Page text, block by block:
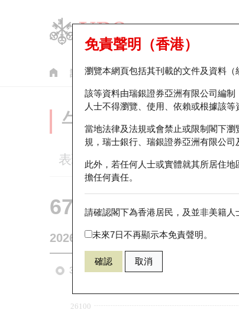
認股證 牛熊證 美股指數產品 輪證市
免責聲明（香港）
瀏覽本網頁包括其刊載的文件及資料（
該等資料由瑞銀證券亞洲有限公司編
人士不得瀏覽、使用、依賴或根據該
當地法律及法規或會禁止或限制閣下
規，瑞士銀行、瑞銀證券亞洲有限公
此外，若任何人士或實體就其所居住
擔任何責任。
請確認閣下為香港居民，及並非美籍
未來7日不再顯示本免責聲明。
確認 取消
牛熊證分析儀
表現 街貨統計 比較
67438 瑞銀牛證 HSI
2026-08-07 相關資產價格25,668.03
3個月 6個月
26100